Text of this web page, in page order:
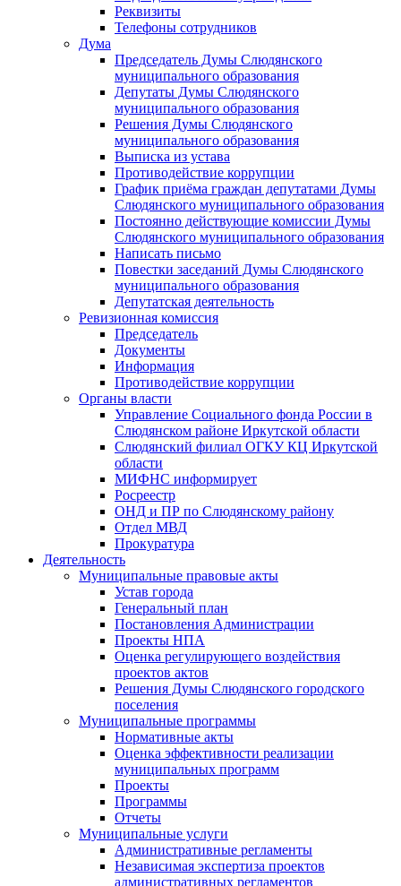
Реквизиты
Телефоны сотрудников
Дума
Председатель Думы Слюдянского
муниципального образования
Депутаты Думы Слюдянского
муниципального образования
Решения Думы Слюдянского
муниципального образования
Выписка из устава
Противодействие коррупции
График приёма граждан депутатами Думы
Слюдянского муниципального образования
Постоянно действующие комиссии Думы
Слюдянского муниципального образования
Написать письмо
Повестки заседаний Думы Слюдянского
муниципального образования
Депутатская деятельность
Ревизионная комиссия
Председатель
Документы
Информация
Противодействие коррупции
Органы власти
Управление Социального фонда России в
Слюдянском районе Иркутской области
Слюдянский филиал ОГКУ КЦ Иркутской
области
МИФНС информирует
Росреестр
ОНД и ПР по Слюдянскому району
Отдел МВД
Прокуратура
Деятельность
Муниципальные правовые акты
Устав города
Генеральный план
Постановления Администрации
Проекты НПА
Оценка регулирующего воздействия
проектов актов
Решения Думы Слюдянского городского
поселения
Муниципальные программы
Нормативные акты
Оценка эффективности реализации
муниципальных программ
Проекты
Программы
Отчеты
Муниципальные услуги
Административные регламенты
Независимая экспертиза проектов
административных регламентов